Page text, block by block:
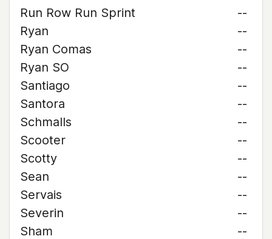
Run Row Run Sprint
--
Ryan
--
Ryan Comas
--
Ryan SO
--
Santiago
--
Santora
--
Schmalls
--
Scooter
--
Scotty
--
Sean
--
Servais
--
Severin
--
Sham
--